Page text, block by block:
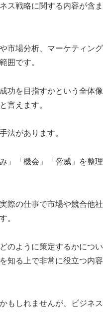
ス戦略に関する内容が含ま
市場分析、マーケティング
囲です。
功を目指すかという全体像
言えます。
法があります。
」「機会」「脅威」を整理
際の仕事で市場や競合他社
。
のように策定するかについ
知る上で非常に役立つ内容
もしれませんが、ビジネス